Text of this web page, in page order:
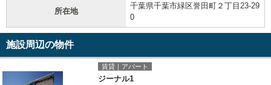
所在地
千葉県千葉市緑区誉田町２丁目23-29
0
施設周辺の物件
賃貸｜アパート
ジーナル1